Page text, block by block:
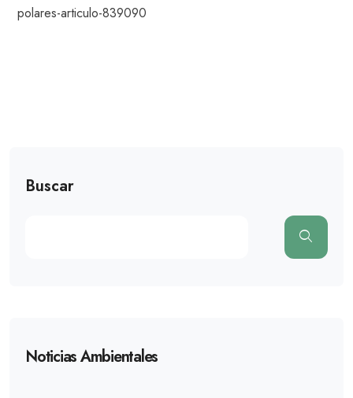
polares-articulo-839090
Buscar
Noticias Ambientales